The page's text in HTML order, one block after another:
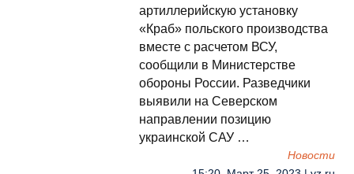
артиллерийскую установку
«Краб» польского производства
вместе с расчетом ВСУ,
сообщили в Министерстве
обороны России. Разведчики
выявили на Северском
направлении позицию
украинской САУ …
Новости